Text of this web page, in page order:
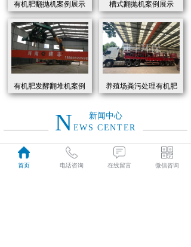
有机肥翻抛机案例展示 槽式翻抛机案例展示
有机肥发酵翻堆机案例
展示
养殖场粪污处理有机肥
发酵罐 履带式有机肥翻
新闻中心
N EWS CENTER
2026
首页 电话咨询 在线留言 微信咨询